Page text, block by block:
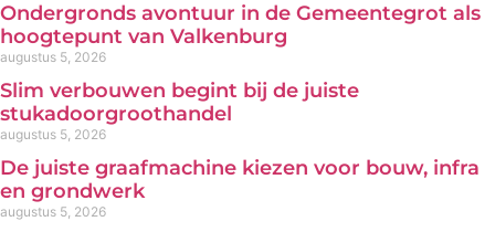
Ondergronds avontuur in de Gemeentegrot als
hoogtepunt van Valkenburg
augustus 5, 2026
Slim verbouwen begint bij de juiste
stukadoorgroothandel
augustus 5, 2026
De juiste graafmachine kiezen voor bouw, infra
en grondwerk
augustus 5, 2026